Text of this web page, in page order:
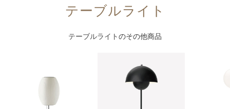
テーブルライト
テーブルライトのその他商品